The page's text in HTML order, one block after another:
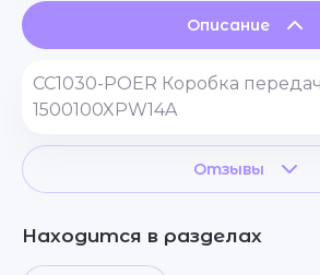
Описание
CC1030-POER Коробка
1500100XPW14A
Отзывы
Находится в разделах